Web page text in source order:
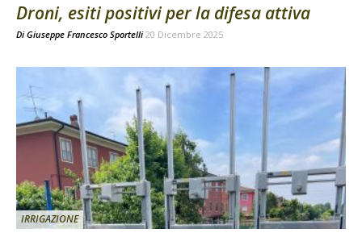
Droni, esiti positivi per la difesa attiva
Di Giuseppe Francesco Sportelli 20 Dicembre 2025
IRRIGAZIONE